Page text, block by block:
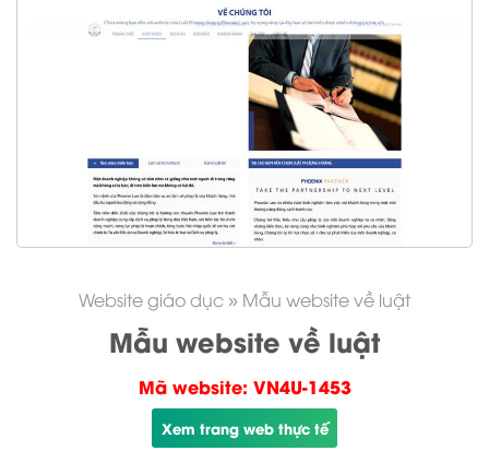
Website giáo dục » Mẫu website về luật
Mẫu website về luật
Mã website: VN4U-1453
Xem trang web thực tế